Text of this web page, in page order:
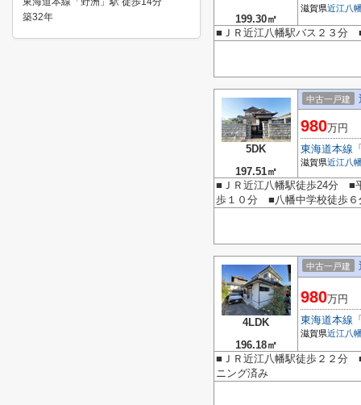
199.30㎡
滋賀県近江八
■ＪＲ近江八幡駅バス２３
5DK
197.51㎡
中古一戸建
980万円
東海道本線
滋賀県近江八
■ＪＲ近江八幡駅徒歩24分
歩１０分 ■八幡中学校徒歩
4LDK
196.18㎡
中古一戸建
980万円
東海道本線
滋賀県近江八
■ＪＲ近江八幡駅徒歩２２
ニング済み
築32年